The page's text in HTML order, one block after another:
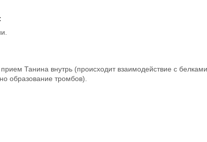
Танина внутрь (происходит взаимодействие с
образование тромбов).